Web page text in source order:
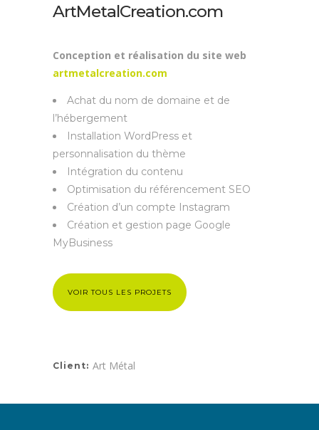
ArtMetalCreation.com
Conception et réalisation du site web
artmetalcreation.com
Achat du nom de domaine et de
l’hébergement
Installation WordPress et
personnalisation du thème
Intégration du contenu
Optimisation du référencement SEO
Création d’un compte Instagram
Création et gestion page Google
MyBusiness
VOIR TOUS LES PROJETS
Client: Art Métal